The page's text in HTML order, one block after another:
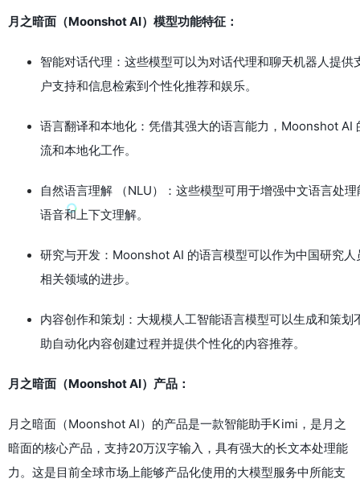
月之暗面（Moonshot AI）模型功能特征：
智能对话代理：这些模型可以为对话代理和聊天机器人提
户支持和信息检索到个性化推荐和娱乐。
语言翻译和本地化：凭借其强大的语言能力，Moonshot
流和本地化工作。
自然语言理解 （NLU）：这些模型可用于增强中文语言处
语音和上下文理解。
研究与开发：Moonshot AI 的语言模型可以作为中国研究
相关领域的进步。
内容创作和策划：大规模人工智能语言模型可以生成和策
助自动化内容创建过程并提供个性化的内容推荐。
月之暗面（Moonshot AI）产品：
月之暗面（Moonshot AI）的产品是一款智能助手Kimi，是月之
暗面的核心产品，支持20万汉字输入，具有强大的长文本处理能
力。这是目前全球市场上能够产品化使用的大模型服务中所能支